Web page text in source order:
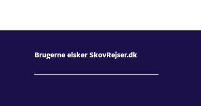
Brugerne elsker SkovRejser.dk